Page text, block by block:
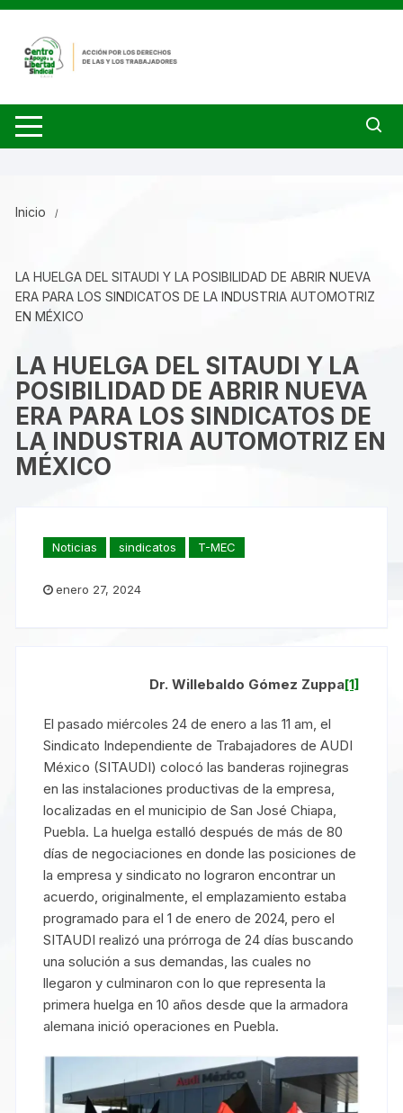
Saltar
contenido
Inicio
LA HUELGA DEL SITAUDI Y LA POSIBILIDAD DE ABRIR NUEVA
ERA PARA LOS SINDICATOS DE LA INDUSTRIA AUTOMOTRIZ
EN MÉXICO
LA HUELGA DEL SITAUDI Y LA
POSIBILIDAD DE ABRIR NUEVA
ERA PARA LOS SINDICATOS DE
LA INDUSTRIA AUTOMOTRIZ EN
MÉXICO
Noticias sindicatos T-MEC
enero 27, 2024
Dr. Willebaldo Gómez Zuppa[1]
El pasado miércoles 24 de enero a las 11 am, el
Sindicato Independiente de Trabajadores de AUDI
México (SITAUDI) colocó las banderas rojinegras
en las instalaciones productivas de la empresa,
localizadas en el municipio de San José Chiapa,
Puebla. La huelga estalló después de más de 80
días de negociaciones en donde las posiciones de
la empresa y sindicato no lograron encontrar un
acuerdo, originalmente, el emplazamiento estaba
programado para el 1 de enero de 2024, pero el
SITAUDI realizó una prórroga de 24 días buscando
una solución a sus demandas, las cuales no
llegaron y culminaron con lo que representa la
primera huelga en 10 años desde que la armadora
alemana inició operaciones en Puebla.